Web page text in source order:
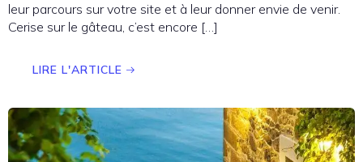
leur parcours sur votre site et à leur donner envie de venir.
Cerise sur le gâteau, c’est encore […]
LIRE L'ARTICLE